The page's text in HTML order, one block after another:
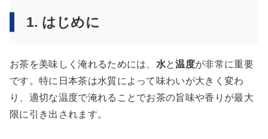
1. はじめに
お茶を美味しく淹れるためには、 水と温度が非常に重要
です。特に日本茶は水質によって味わいが大きく変わ
り、適切な温度で淹れることでお茶の旨味や香りが最大
限に引き出されます。